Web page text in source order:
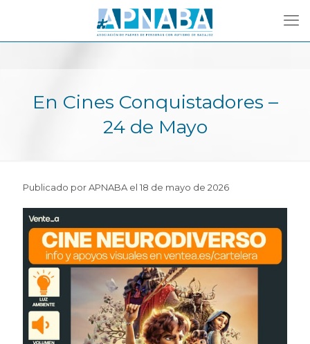
En Cines Conquistadores –
24 de Mayo
Publicado por APNABA el 18 de mayo de 2026